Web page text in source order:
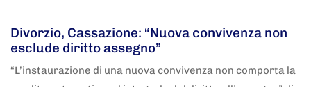
Divorzio, Cassazione: “Nuova convivenza non
esclude diritto assegno”
“L’instaurazione di una nuova convivenza non comporta la